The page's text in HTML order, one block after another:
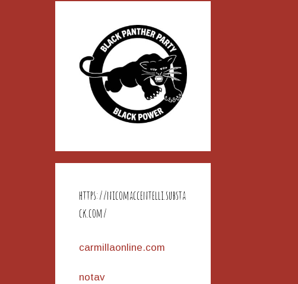
https://nicomaccentelli.substa
ck.com/
carmillaonline.com
notav